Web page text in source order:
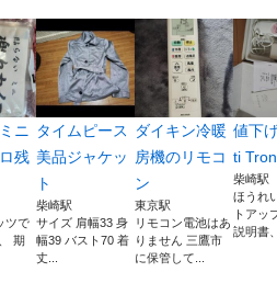
ニ
残
ツで
期
タイムピース
美品ジャケッ
ト
柴崎駅
サイズ 肩幅33 身
幅39 バスト70 着
丈...
ダイキン冷暖
房機のリモコ
ン
東京駅
リモコン電池はあ
りません 三鷹市
に保管して...
値下
ti Tron
柴崎駅
ほうれ
トアッ
説明書